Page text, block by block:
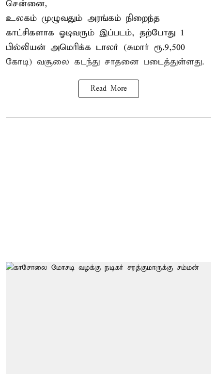
சென்னை,
உலகம் முழுவதும் அரங்கம் நிறைந்த
காட்சிகளாக ஓடிவரும் இப்படம், தற்போது 1
பில்லியன் அமெரிக்க டாலர் (சுமார் ரூ.9,500
கோடி) வசூலை கடந்து சாதனை படைத்துள்ளது.
Read More